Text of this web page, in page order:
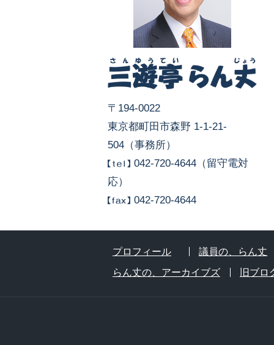
〒194-0022
東京都町田市森野 1-1-21-
504（事務所）
042-720-4644（留守電対
応）
042-720-4644
プロフィール
議員の、らん丈
らん丈の、アーカイブズ
旧ブロ